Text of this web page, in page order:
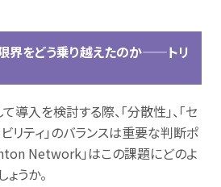
界をどう乗り越えたのか——トリ
導入を検討する際、「分散性」、「セ
ビリティ」のバランスは重要な判断ポ
Network」はこの課題にどのよ
うか。